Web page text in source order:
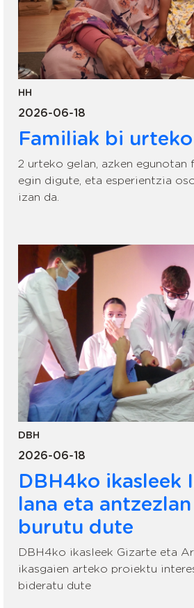
HH
2026-06-18
Familiak bi
2 urteko gelan, azken
egin digute, eta esperientzia
izan da.
DBH
2026-06-18
DBH4ko ikasleek
lana eta
burutu dute
DBH4ko ikasleek Gizarte eta
ikasgaien arteko proiektu
bideratu dute